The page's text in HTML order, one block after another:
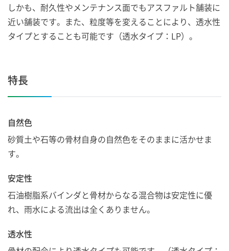
しかも、耐久性やメンテナンス面でもアスファルト舗装に
近い舗装です。また、粒度等を変えることにより、透水性
タイプとすることも可能です（透水タイプ：LP）。
特長
自然色
砂質土や石等の骨材自身の自然色をそのままに活かせま
す。
安定性
石油樹脂系バインダと骨材からなる混合物は安定性に優
れ、雨水による流出は全くありません。
透水性